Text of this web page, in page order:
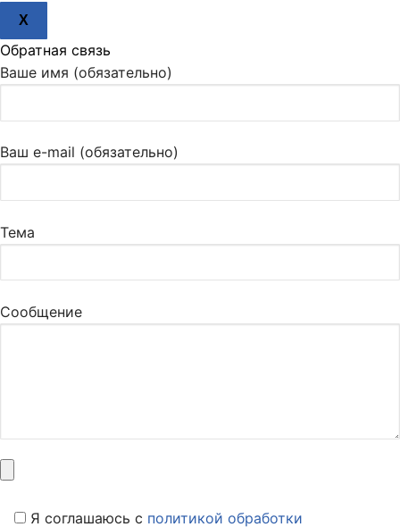
X
Обратная связь
Ваше имя (обязательно)
Ваш e-mail (обязательно)
Тема
Сообщение
Я соглашаюсь c политикой обработки